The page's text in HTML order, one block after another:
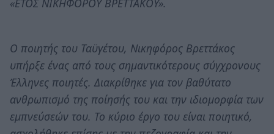
«ΕΤΟΣ ΝΙΚΗΦΟΡΟΥ ΒΡΕΤΤΑΚΟΥ».
Ο ποιητής του Ταϋγέτου, Νικηφόρος Βρεττάκος
υπήρξε ένας από τους σημαντικότερους σύγχρονους
Έλληνες ποιητές. Διακρίθηκε για τον βαθύτατο
ανθρωπισμό της ποίησής του και την ιδιομορφία των
εμπνεύσεών του. Το κύριο έργο του είναι ποιητικό,